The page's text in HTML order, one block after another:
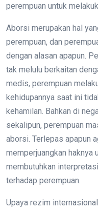
perempuan untuk
Aborsi merupakan hal
perempuan, dan
dengan alasan apapun.
tak melulu berkaitan
medis, perempuan
kehidupannya saat ini
kehamilan. Bahkan di
sekalipun, perempuan
aborsi. Terlepas apapun
memperjuangkan haknya
membutuhkan
terhadap perempuan.
Upaya rezim